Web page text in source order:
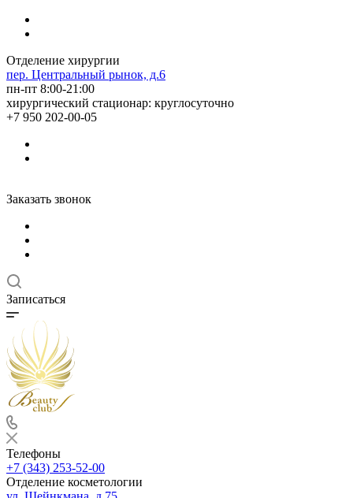
Отделение хирургии
пер. Центральный рынок, д.6
пн-пт 8:00-21:00
хирургический стационар: круглосуточно
+7 950 202-00-05
Заказать звонок
Записаться
Телефоны
+7 (343) 253-52-00
Отделение косметологии